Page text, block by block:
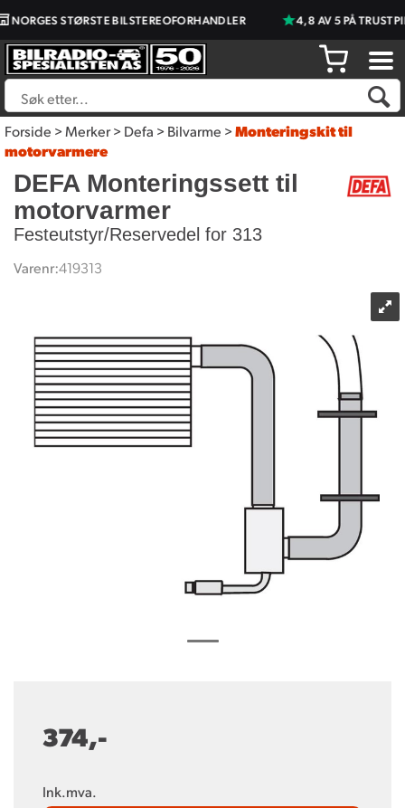
NORGES STØRSTE BILSTEREOFORHANDLER 4,8 AV 5 PÅ
Forside>Merker>Defa>Bilvarme>Monteringskit til
motorvarmere
DEFA Monteringssett til
motorvarmer
Festeutstyr/Reservedel for 313
Varenr:419313
374,-
Ink.mva.